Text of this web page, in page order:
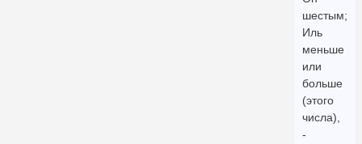
шестым;
Иль
меньше
или
больше
(этого
числа),
-